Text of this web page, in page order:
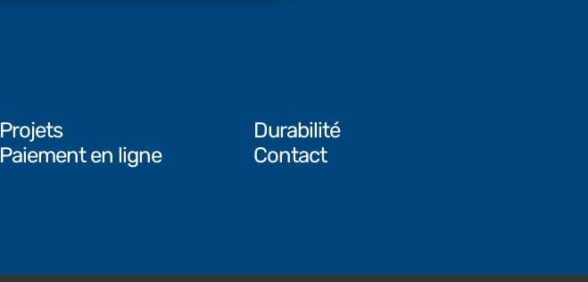
Projets
Durabilité
Paiement en ligne Contact